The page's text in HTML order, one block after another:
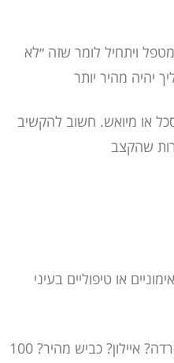
ויתחיל לומר שזה ״לא
יהיה מהיר יותר
או מיואש. חשוב להקשיב
שהקצב
או טיפוליים בעיני
האם אני עכשיו נוסעת באוטוסטרדה? איילון? כביש מהיר? 100